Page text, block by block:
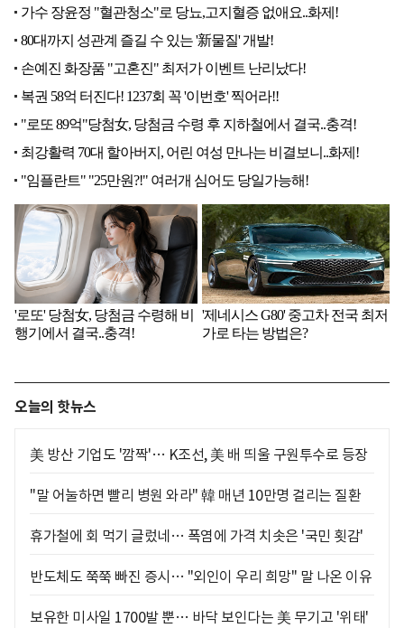
오늘의 핫뉴스
美 방산 기업도 '깜짝'… K조선, 美 배 띄울 구원투수로 등장
"말 어눌하면 빨리 병원 와라" 韓 매년 10만명 걸리는 질환
휴가철에 회 먹기 글렀네… 폭염에 가격 치솟은 '국민 횟감'
반도체도 쭉쭉 빠진 증시… "외인이 우리 희망" 말 나온 이유
보유한 미사일 1700발 뿐… 바닥 보인다는 美 무기고 '위태'